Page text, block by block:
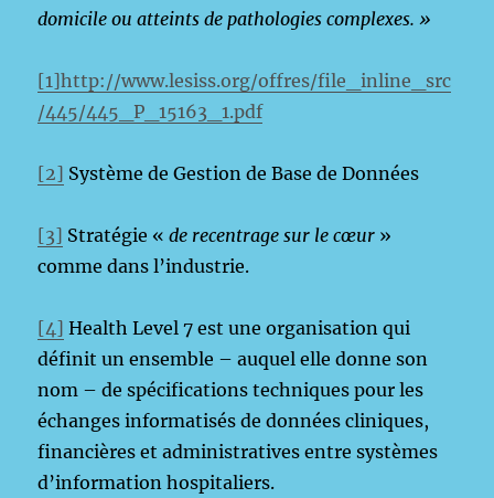
domicile ou atteints de pathologies complexes. »
[1]http://www.lesiss.org/offres/file_inline_src
/445/445_P_15163_1.pdf
[2] Système de Gestion de Base de Données
[3] Stratégie «de recentrage sur le cœur »
comme dans l’industrie.
[4] Health Level 7 est une organisation qui
définit un ensemble – auquel elle donne son
nom – de spécifications techniques pour les
échanges informatisés de données cliniques,
financières et administratives entre systèmes
d’information hospitaliers.